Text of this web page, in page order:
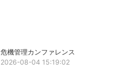
危機管理カンファレンス
2026-08-04 15:19:02